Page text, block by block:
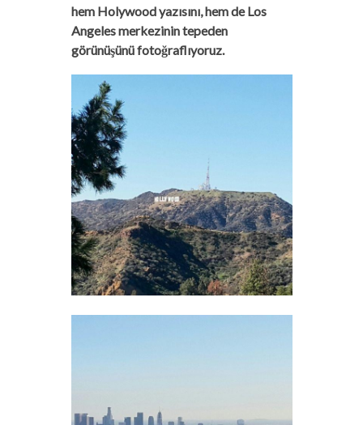
hem Holywood yazısını, hem de Los
Angeles merkezinin tepeden
görünüşünü fotoğraflıyoruz.